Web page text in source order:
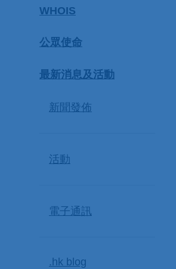
WHOIS
公眾使命
最新消息及活動
新聞發佈
活動
電子通訊
.hk blog